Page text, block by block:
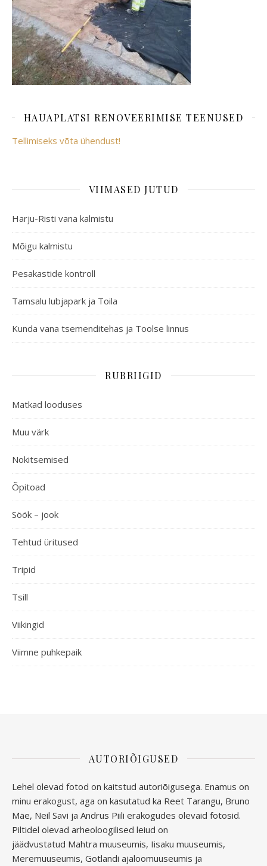
HAUAPLATSI RENOVEERIMISE TEENUSED
Tellimiseks võta ühendust!
VIIMASED JUTUD
Harju-Risti vana kalmistu
Mõigu kalmistu
Pesakastide kontroll
Tamsalu lubjapark ja Toila
Kunda vana tsemenditehas ja Toolse linnus
RUBRIIGID
Matkad looduses
Muu värk
Nokitsemised
Õpitoad
Söök – jook
Tehtud üritused
Tripid
Tsill
Viikingid
Viimne puhkepaik
AUTORIÕIGUSED
Lehel olevad fotod on kaitstud autoriõigusega. Enamus on
minu erakogust, aga on kasutatud ka Reet Tarangu, Bruno
Mäe, Neil Savi ja Andrus Piili erakogudes olevaid fotosid.
Piltidel olevad arheoloogilised leiud on
jäädvustatud Mahtra muuseumis, Iisaku muuseumis,
Meremuuseumis, Gotlandi ajaloomuuseumis ja